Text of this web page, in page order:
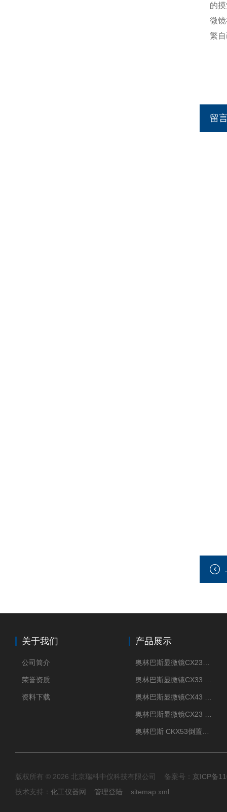
的
微
繁
留
关于我们
公司简介
荣誉资质
资料下载
产品展示
版权所有 © 2026 北京瑞科中仪科技有限公司 备案号： 京ICP备
技术支持： 化工仪器网 管理登陆 sitemap.xml